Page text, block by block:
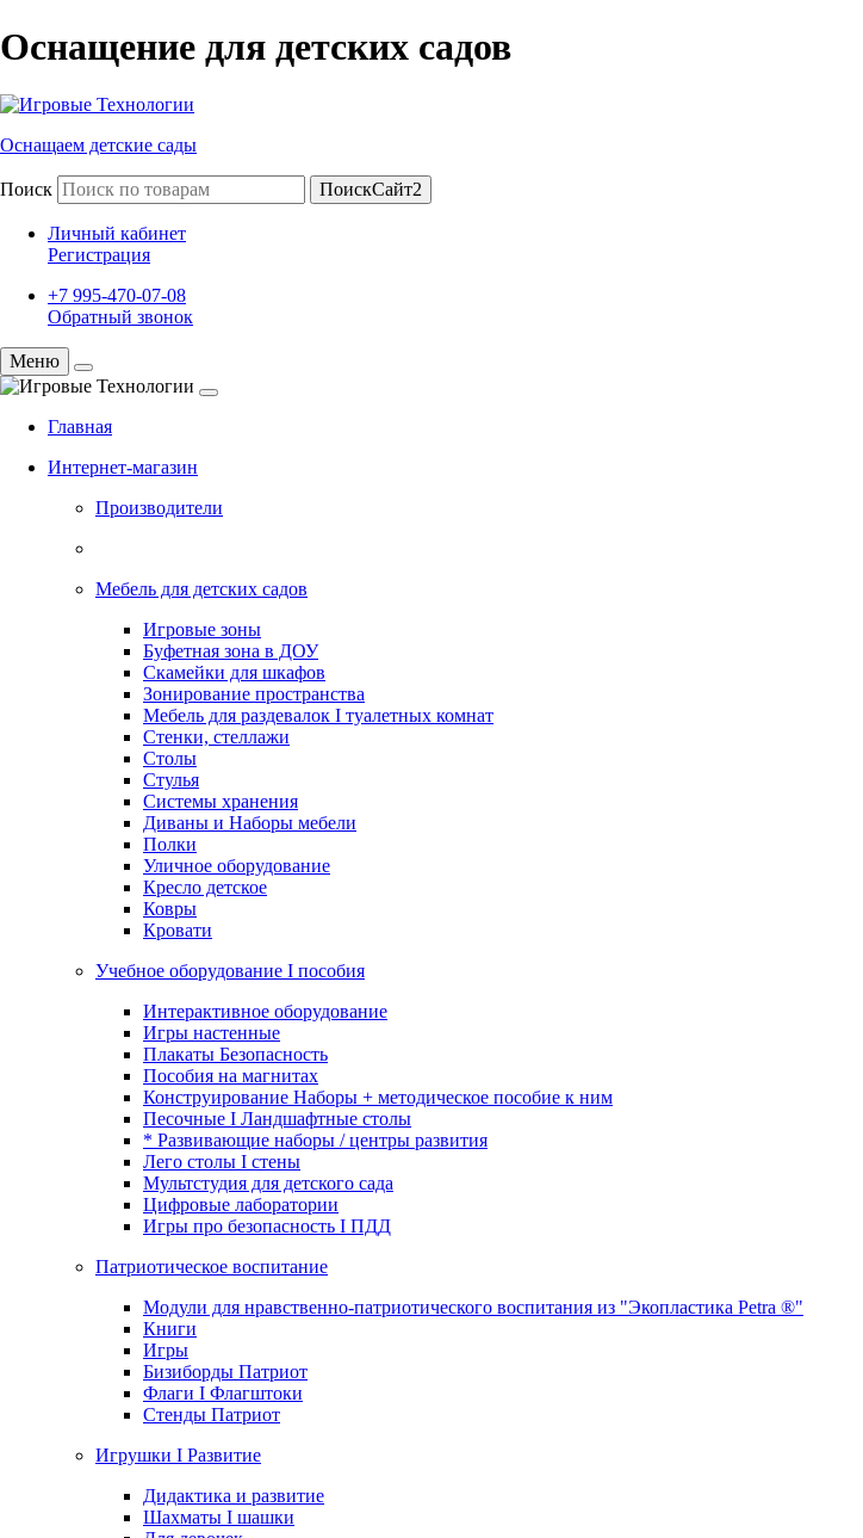
Оснащение для детских садов
Оснащаем детские сады
Поиск ПоискСайт2
Личный кабинет
Регистрация
+7 995-470-07-08
Обратный звонок
Меню
Главная
Интернет-магазин
Производители
Мебель для детских садов
Игровые зоны
Буфетная зона в ДОУ
Скамейки для шкафов
Зонирование пространства
Мебель для раздевалок I туалетных комнат
Стенки, стеллажи
Столы
Стулья
Системы хранения
Диваны и Наборы мебели
Полки
Уличное оборудование
Кресло детское
Ковры
Кровати
Учебное оборудование I пособия
Интерактивное оборудование
Игры настенные
Плакаты Безопасность
Пособия на магнитах
Конструирование Наборы + методическое пособие к ним
Песочные I Ландшафтные столы
* Развивающие наборы / центры развития
Лего столы I стены
Мультстудия для детского сада
Цифровые лаборатории
Игры про безопасность I ПДД
Патриотическое воспитание
Модули для нравственно-патриотического воспитания из "Экопластика Petra ®"
Книги
Игры
Бизиборды Патриот
Флаги I Флагштоки
Стенды Патриот
Игрушки I Развитие
Дидактика и развитие
Шахматы I шашки